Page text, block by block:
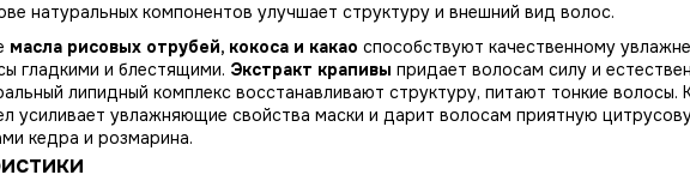
натуральных компонентов улучшает структуру и внешний вид волос.
масла рисовых отрубей, кокоса и какао способствуют качественному
гладкими и блестящими. Экстракт крапивы придает волосам силу и
липидный комплекс восстанавливают структуру, питают тонкие волосы.
усиливает увлажняющие свойства маски и дарит волосам приятную
кедра и розмарина.